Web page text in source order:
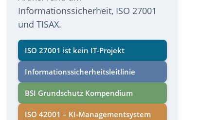
Informationssicherheit, ISO 27001
und TISAX.
ISO 27001 ist kein IT-Projekt
Informations­sicherheits­leitlinie
BSI Grundschutz Kompendium
ISO 42001 – KI-Managementsystem